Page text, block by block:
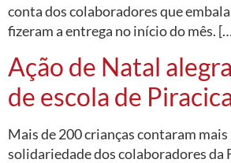
conta dos colaboradores que
fizeram a entrega no início do mês.
Ação de Natal
de escola de
Mais de 200 crianças contaram mais
solidariedade dos colaboradores da